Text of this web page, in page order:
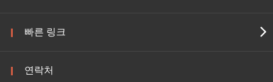
빠른 링크
연락처